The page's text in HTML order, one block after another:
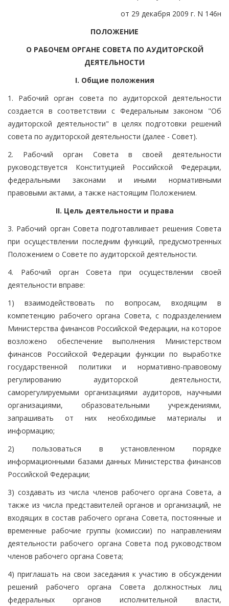
от 29 декабря 2009 г. N 146н
ПОЛОЖЕНИЕ
О РАБОЧЕМ ОРГАНЕ СОВЕТА ПО АУДИТОРСКОЙ
ДЕЯТЕЛЬНОСТИ
I. Общие положения
1. Рабочий орган совета по аудиторской деятельности
создается в соответствии с Федеральным законом "Об
аудиторской деятельности" в целях подготовки решений
совета по аудиторской деятельности (далее - Совет).
2. Рабочий орган Совета в своей деятельности
руководствуется Конституцией Российской Федерации,
федеральными законами и иными нормативными
правовыми актами, а также настоящим Положением.
II. Цель деятельности и права
3. Рабочий орган Совета подготавливает решения Совета
при осуществлении последним функций, предусмотренных
Положением о Совете по аудиторской деятельности.
4. Рабочий орган Совета при осуществлении своей
деятельности вправе:
1) взаимодействовать по вопросам, входящим в
компетенцию рабочего органа Совета, с подразделением
Министерства финансов Российской Федерации, на которое
возложено обеспечение выполнения Министерством
финансов Российской Федерации функции по выработке
государственной политики и нормативно-правовому
регулированию аудиторской деятельности,
саморегулируемыми организациями аудиторов, научными
организациями, образовательными учреждениями,
запрашивать от них необходимые материалы и
информацию;
2) пользоваться в установленном порядке
информационными базами данных Министерства финансов
Российской Федерации;
3) создавать из числа членов рабочего органа Совета, а
также из числа представителей органов и организаций, не
входящих в состав рабочего органа Совета, постоянные и
временные рабочие группы (комиссии) по направлениям
деятельности рабочего органа Совета под руководством
членов рабочего органа Совета;
4) приглашать на свои заседания к участию в обсуждении
решений рабочего органа Совета должностных лиц
федеральных органов исполнительной власти,